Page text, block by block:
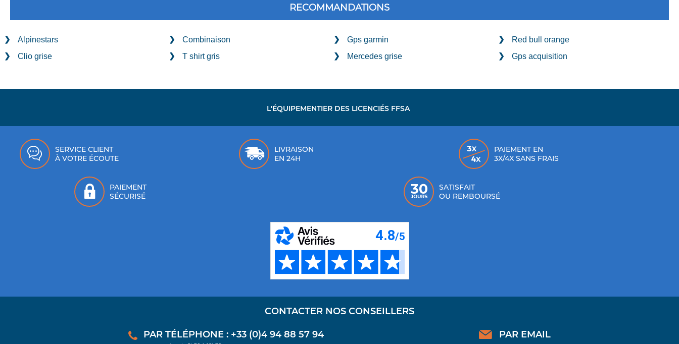
RECOMMANDATIONS
Alpinestars Combinaison Gps garmin
Red bull orange
Clio grise
T shirt gris Mercedes grise Gps acquisition
L'ÉQUIPEMENTIER DES LICENCIÉS FFSA
SERVICE CLIENT
À VOTRE ÉCOUTE
LIVRAISON
EN 24H
PAIEMENT EN
3X/4X SANS FRAIS
PAIEMENT
SÉCURISÉ
SATISFAIT
OU REMBOURSÉ
CONTACTER NOS CONSEILLERS
PAR TÉLÉPHONE : +33 (0)4 94 88 57 94 PAR EMAIL